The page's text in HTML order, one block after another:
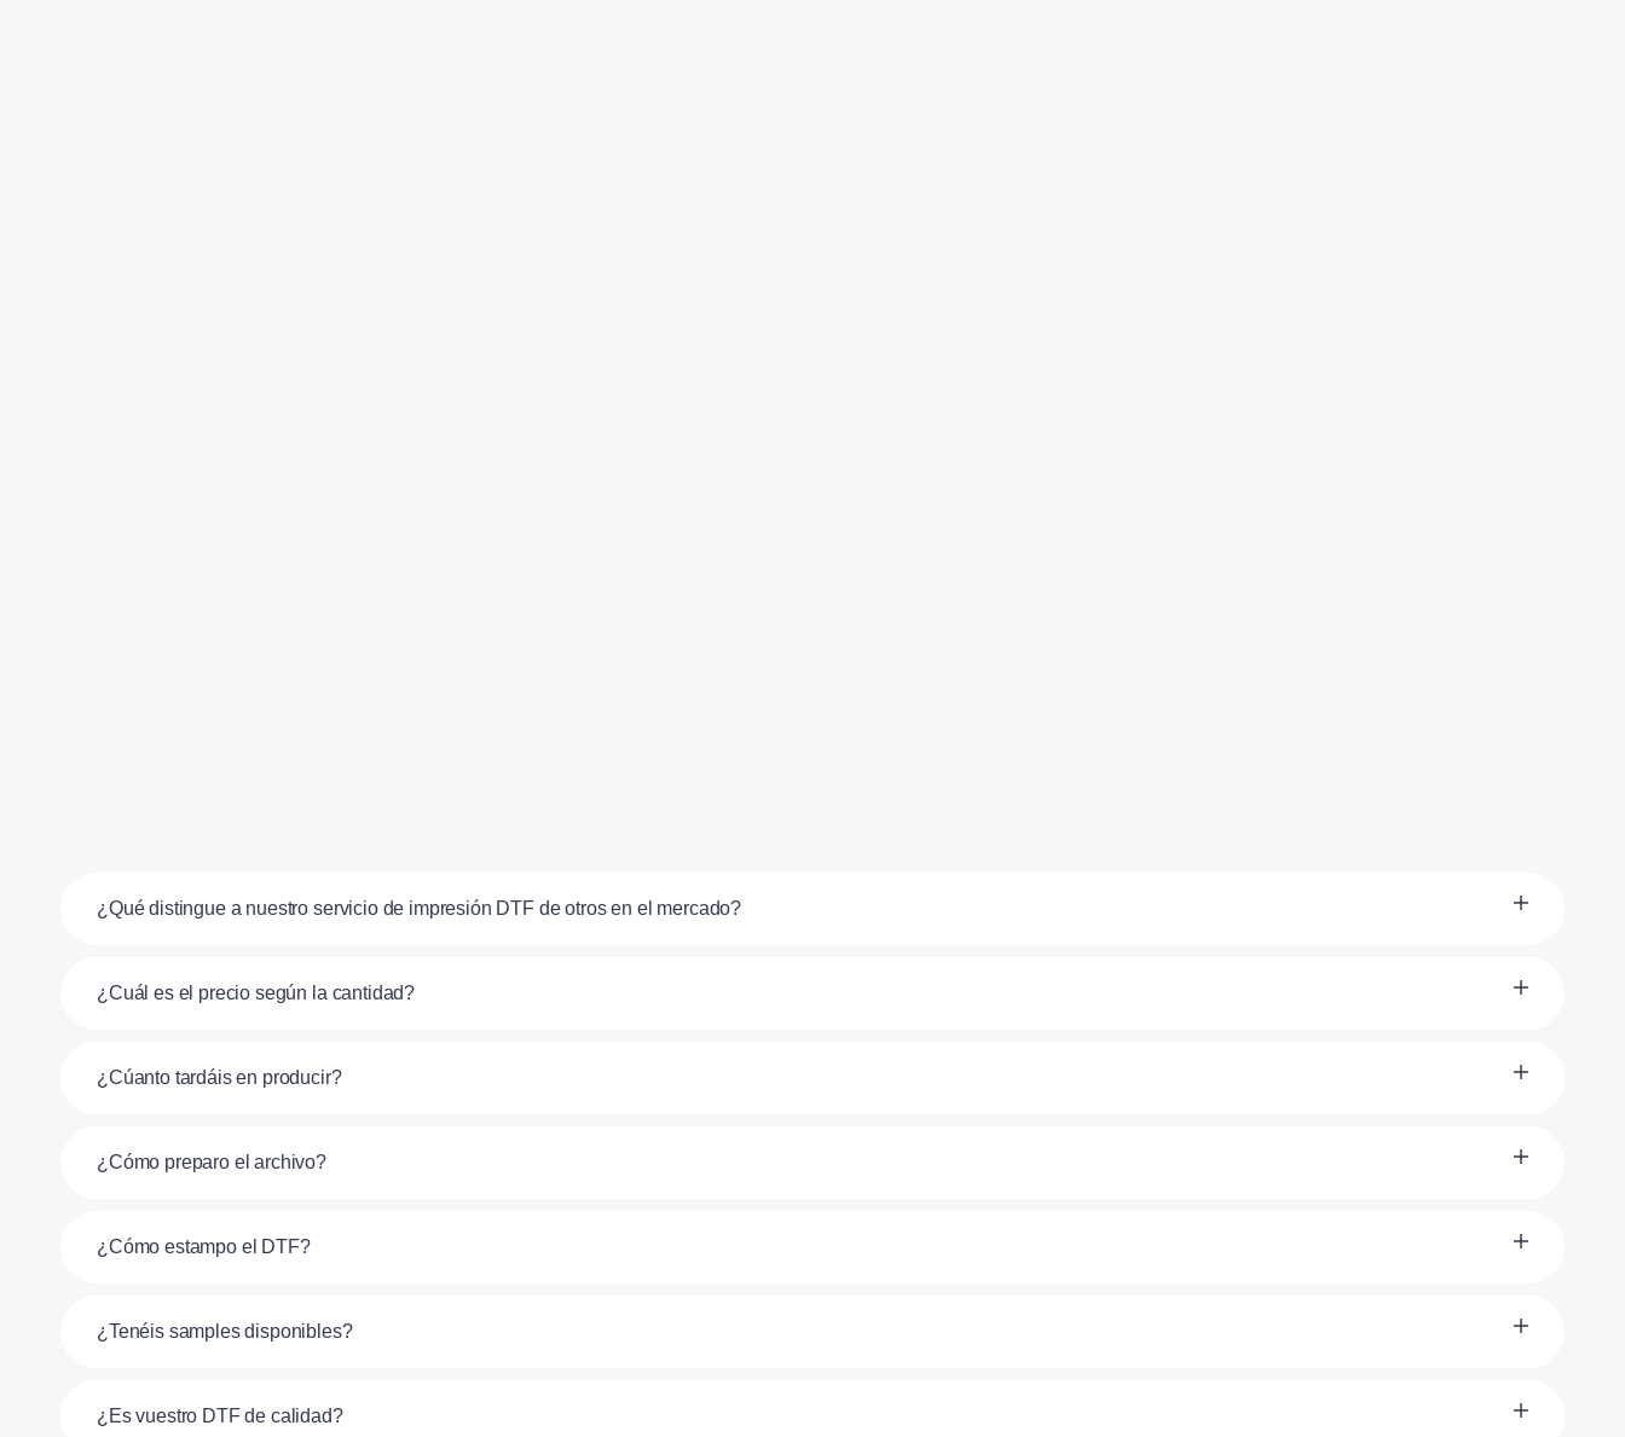
¿Qué distingue a nuestro servicio de impresión DTF de otros en el mercado?
¿Cuál es el precio según la cantidad?
¿Cúanto tardáis en producir?
¿Cómo preparo el archivo?
¿Cómo estampo el DTF?
¿Tenéis samples disponibles?
¿Es vuestro DTF de calidad?